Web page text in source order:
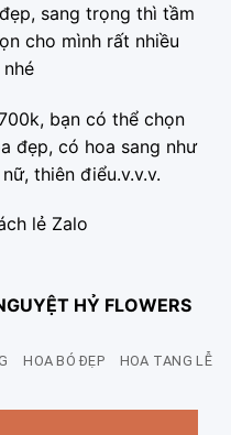
sang trọng thì tầm
cho mình rất nhiều
bạn có thể chọn
đẹp, có hoa sang như
thiên điểu.v.v.v.
lẻ Zalo
HỶ FLOWERS
HOA BÓ ĐẸP HOA TANG LỄ